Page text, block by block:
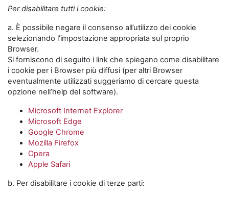
Per disabilitare tutti i cookie:
a. È possibile negare il consenso all’utilizzo dei cookie
selezionando l'impostazione appropriata sul proprio
Browser.
Si forniscono di seguito i link che spiegano come disabilitare
i cookie per i Browser più diffusi (per altri Browser
eventualmente utilizzati suggeriamo di cercare questa
opzione nell’help del software).
Microsoft Internet Explorer
Microsoft Edge
Google Chrome
Mozilla Firefox
Opera
Apple Safari
b. Per disabilitare i cookie di terze parti: